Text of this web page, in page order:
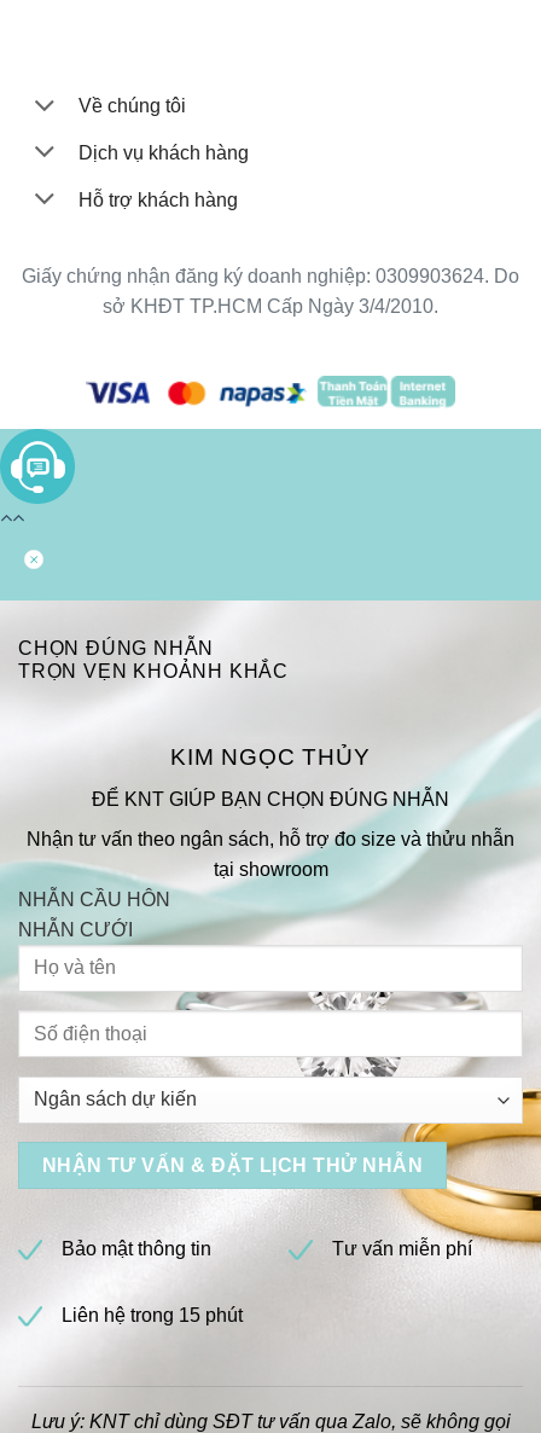
Về chúng tôi
Dịch vụ khách hàng
Hỗ trợ khách hàng
Giấy chứng nhận đăng ký doanh nghiệp: 0309903624. Do
sở KHĐT TP.HCM Cấp Ngày 3/4/2010.
CHỌN ĐÚNG NHẪN
TRỌN VẸN KHOẢNH KHẮC
KIM NGỌC THỦY
ĐỂ KNT GIÚP BẠN CHỌN ĐÚNG NHẪN
Nhận tư vấn theo ngân sách, hỗ trợ đo size và thửu nhẫn
tại showroom
NHẪN CẦU HÔN
NHẪN CƯỚI
Bảo mật thông tin Tư vấn miễn phí
Liên hệ trong 15 phút
Lưu ý: KNT chỉ dùng SĐT tư vấn qua Zalo, sẽ không gọi